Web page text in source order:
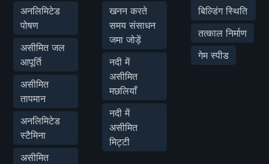
अनलिमिटेड
पोषण
असीमित जल
आपूर्ति
असीमित
तापमान
अनलिमिटेड
स्टैमिना
असीमित
खनन करते
समय संसाधन
जमा जोड़ें
नदी में
असीमित
मछलियाँ
नदी में
असीमित
मिट्टी
बिल्डिंग स्थिति
तत्काल निर्माण
गेम स्पीड